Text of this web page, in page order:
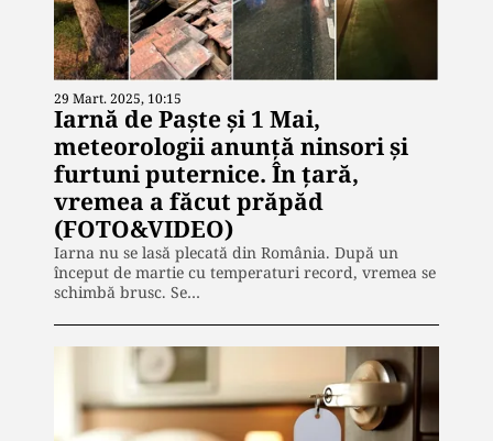
29 Mart. 2025, 10:15
Iarnă de Paște și 1 Mai,
meteorologii anunță ninsori și
furtuni puternice. În țară,
vremea a făcut prăpăd
(FOTO&VIDEO)
Iarna nu se lasă plecată din România. După un
început de martie cu temperaturi record, vremea se
schimbă brusc. Se…